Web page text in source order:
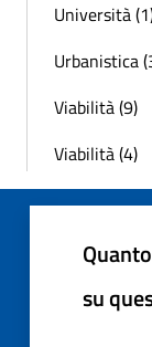
Università
Urbanistica
Viabilità (9)
Viabilità (4)
su